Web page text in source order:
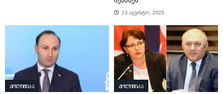
23 აგვისტო, 2025
პოლიტიკა პოლიტიკა